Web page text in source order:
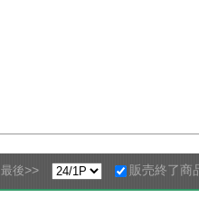
最後>> 販売終了商